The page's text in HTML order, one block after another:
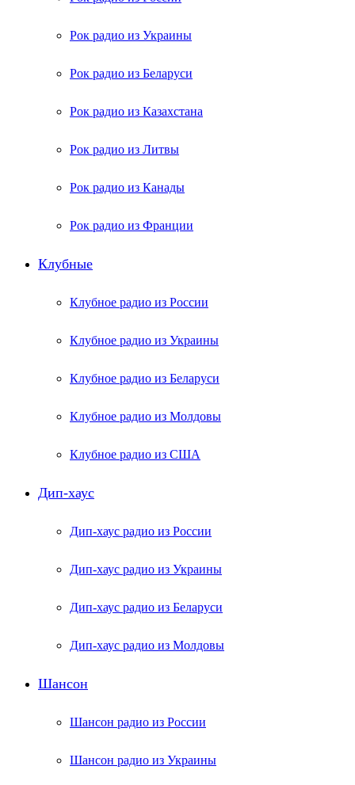
Рок радио из Украины
Рок радио из Беларуси
Рок радио из Казахстана
Рок радио из Литвы
Рок радио из Канады
Рок радио из Франции
Клубные
Клубное радио из России
Клубное радио из Украины
Клубное радио из Беларуси
Клубное радио из Молдовы
Клубное радио из США
Дип-хаус
Дип-хаус радио из России
Дип-хаус радио из Украины
Дип-хаус радио из Беларуси
Дип-хаус радио из Молдовы
Шансон
Шансон радио из России
Шансон радио из Украины